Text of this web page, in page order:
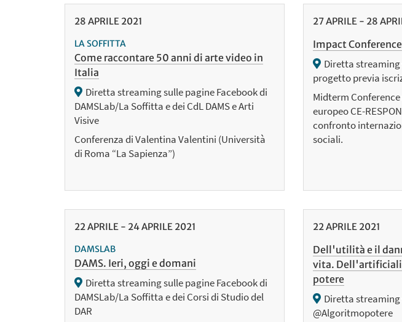
28 APRILE 2021
LA SOFFITTA
Come raccontare 50 anni di arte video in
Italia
Diretta streaming sulle pagine Facebook di
DAMSLab/La Soffitta e dei CdL DAMS e Arti
Visive
Conferenza di Valentina Valentini (Università
di Roma “La Sapienza”)
27APRILE- 28
Impact Conference
Diretta streaming
progetto previa
Midterm
europeo CE-
confronto
sociali.
22APRILE- 24APRILE 2021
DAMSLAB
DAMS. Ieri, oggi e domani
Diretta streaming sulle pagine Facebook di
DAMSLab/La Soffitta e dei Corsi di Studio del
DAR
22APRILE 2021
Dell'utilità e il
vita.
potere
Diretta streaming
@Algoritmopotere